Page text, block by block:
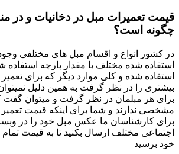
قیمت تعمیرات مبل در دخانیات و در
چگونه است؟
در کشور انواع و اقسام مبل های مختلفی
استفاده شده مختلف با مقدار پارچه
استفاده شده و کلی موارد دیگر که برای تعمیر
بیشتری را در نظر گرفت به همین دلیل
برای هر مبلمان در نظر گرفت و میتوان
مشخصی ندارند و شما برای اینکه قیمت تعمیر
برای کارشناسان ما عکس مبل خود را در
اجتماعی مختلف ارسال بکنید تا به قیمت
خود برسید